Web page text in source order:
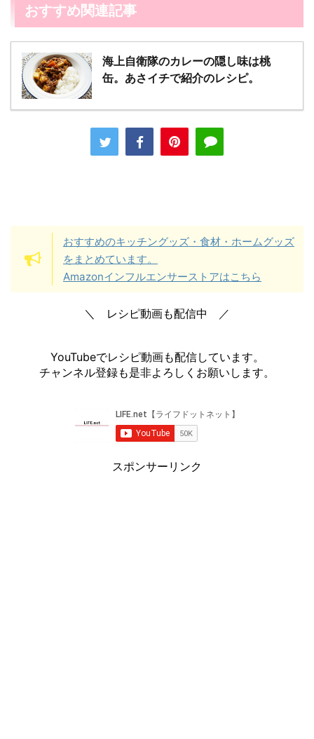
おすすめ関連記事
海上自衛隊のカレーの隠し味は桃
缶。あさイチで紹介のレシピ。
おすすめのキッチングッズ・食材・ホームグッズ
をまとめています。
Amazonインフルエンサーストアはこちら
＼ レシピ動画も配信中 ／
YouTubeでレシピ動画も配信しています。
チャンネル登録も是非よろしくお願いします。
スポンサーリンク